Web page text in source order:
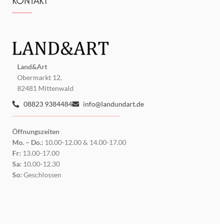
Land&Art
Obermarkt 12,
82481 Mittenwald
08823 9384484
info@landundart.de
Öffnungszeiten
Mo. – Do.: 10.00-12.00 & 14.00-17.00
Fr: 13.00-17.00
Sa: 10.00-12.30
So: Geschlossen